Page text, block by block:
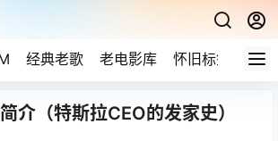
经典老歌 老电影库 怀旧标签 网
介（特斯拉CEO的发家史）